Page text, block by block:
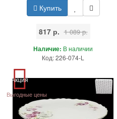
Купить
817 р. 1 089 р.
Наличие: В наличии
Код: 226-074-L
Акция
Выгодные цены